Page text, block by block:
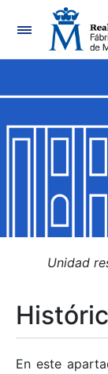
Mostrar/
Mostrar/
Mostrar/
Mostrar/
Unidad
En este